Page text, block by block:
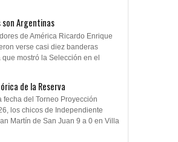
son Argentinas
de América Ricardo Enrique
verse casi diez banderas
mostró la Selección en el
de la Reserva
fecha del Torneo Proyección
los chicos de Independiente
Martín de San Juan 9 a 0 en Villa